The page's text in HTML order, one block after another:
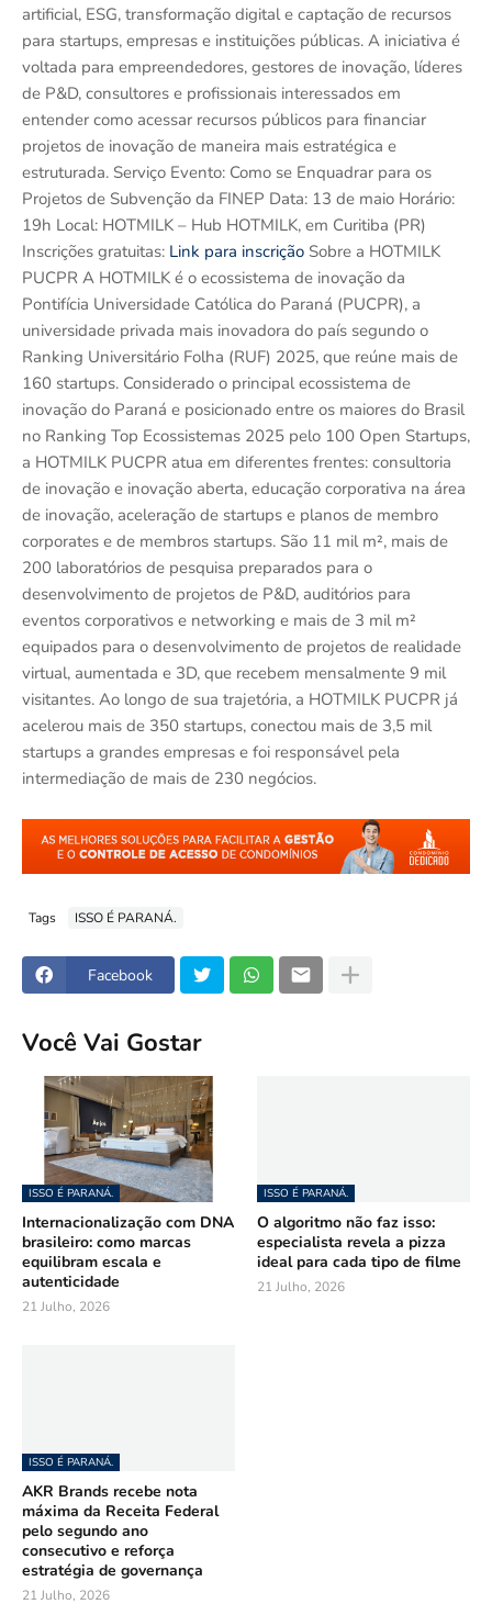
artificial, ESG, transformação digital e captação de recursos
para startups, empresas e instituições públicas. A iniciativa é
voltada para empreendedores, gestores de inovação, líderes
de P&D, consultores e profissionais interessados em
entender como acessar recursos públicos para financiar
projetos de inovação de maneira mais estratégica e
estruturada. Serviço Evento: Como se Enquadrar para os
Projetos de Subvenção da FINEP Data: 13 de maio Horário:
19h Local: HOTMILK – Hub HOTMILK, em Curitiba (PR)
Inscrições gratuitas: Link para inscrição Sobre a HOTMILK
PUCPR A HOTMILK é o ecossistema de inovação da
Pontifícia Universidade Católica do Paraná (PUCPR), a
universidade privada mais inovadora do país segundo o
Ranking Universitário Folha (RUF) 2025, que reúne mais de
160 startups. Considerado o principal ecossistema de
inovação do Paraná e posicionado entre os maiores do Brasil
no Ranking Top Ecossistemas 2025 pelo 100 Open Startups,
a HOTMILK PUCPR atua em diferentes frentes: consultoria
de inovação e inovação aberta, educação corporativa na área
de inovação, aceleração de startups e planos de membro
corporates e de membros startups. São 11 mil m², mais de
200 laboratórios de pesquisa preparados para o
desenvolvimento de projetos de P&D, auditórios para
eventos corporativos e networking e mais de 3 mil m²
equipados para o desenvolvimento de projetos de realidade
virtual, aumentada e 3D, que recebem mensalmente 9 mil
visitantes. Ao longo de sua trajetória, a HOTMILK PUCPR já
acelerou mais de 350 startups, conectou mais de 3,5 mil
startups a grandes empresas e foi responsável pela
intermediação de mais de 230 negócios.
Tags ISSO É PARANÁ.
Facebook
Você Vai Gostar
ISSO É PARANÁ.
Internacionalização com DNA
brasileiro: como marcas
equilibram escala e
autenticidade
21 Julho, 2026
ISSO É PARANÁ.
O algoritmo não faz isso:
especialista revela a pizza
ideal para cada tipo de filme
21 Julho, 2026
ISSO É PARANÁ.
AKR Brands recebe nota
máxima da Receita Federal
pelo segundo ano
consecutivo e reforça
estratégia de governança
21 Julho, 2026